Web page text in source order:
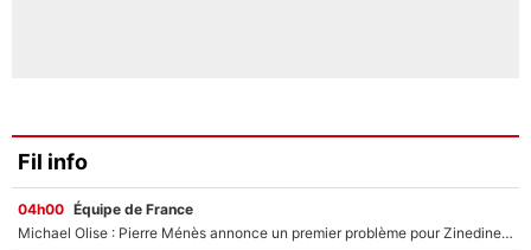
Fil info
04h00 Équipe de France
Michael Olise : Pierre Ménès annonce un premier problème pour Zinedine Zidane en équipe de France